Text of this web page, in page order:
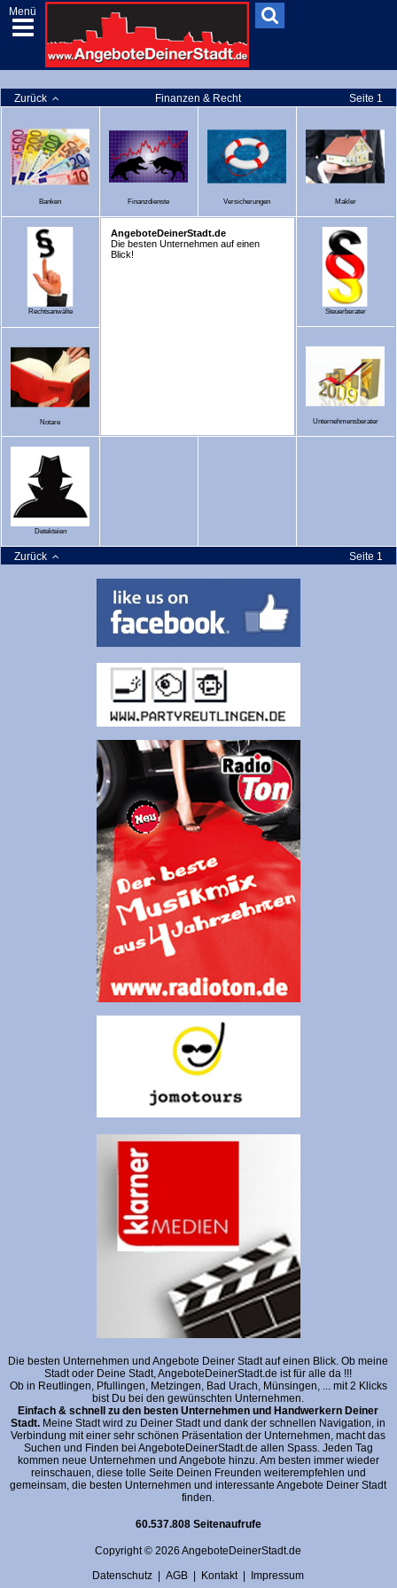
Menü
Zurück Finanzen & Recht Seite 1
Banken Finanzdienste Versicherungen Makler
Rechtsanwälte
AngeboteDeinerStadt.de
Die besten Unternehmen auf einen
Blick!
Steuerberater
Notare Unternehmensberater
Detekteien
Zurück Seite 1
Die besten Unternehmen und Angebote Deiner Stadt auf einen Blick. Ob meine
Stadt oder Deine Stadt, AngeboteDeinerStadt.de ist für alle da !!!
Ob in Reutlingen, Pfullingen, Metzingen, Bad Urach, Münsingen, ... mit 2 Klicks
bist Du bei den gewünschten Unternehmen.
Einfach & schnell zu den besten Unternehmen und Handwerkern Deiner
Stadt. Meine Stadt wird zu Deiner Stadt und dank der schnellen Navigation, in
Verbindung mit einer sehr schönen Präsentation der Unternehmen, macht das
Suchen und Finden bei AngeboteDeinerStadt.de allen Spass. Jeden Tag
kommen neue Unternehmen und Angebote hinzu. Am besten immer wieder
reinschauen, diese tolle Seite Deinen Freunden weiterempfehlen und
gemeinsam, die besten Unternehmen und interessante Angebote Deiner Stadt
finden.
60.537.808 Seitenaufrufe
Copyright © 2026 AngeboteDeinerStadt.de
Datenschutz |AGB | Kontakt| Impressum